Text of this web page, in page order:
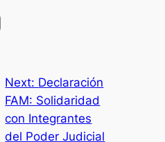
Next: Declaración
FAM: Solidaridad
con Integrantes
del Poder Judicial